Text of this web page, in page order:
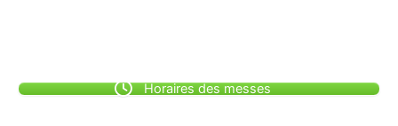
Horaires des messes